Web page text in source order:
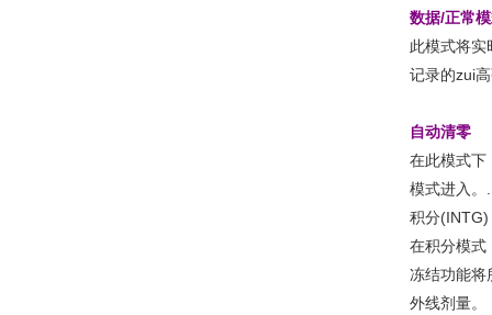
数据/正常
此模式将实
记录的zui
自动清零
在此模式下
模式进入。.
积分(INTG)
在积分模式
冻结功能将
外线剂量。